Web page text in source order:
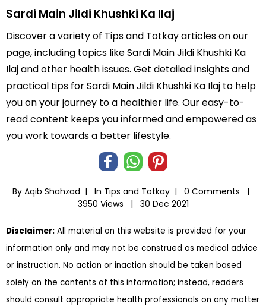
Sardi Main Jildi Khushki Ka Ilaj
Discover a variety of Tips and Totkay articles on our
page, including topics like Sardi Main Jildi Khushki Ka
Ilaj and other health issues. Get detailed insights and
practical tips for Sardi Main Jildi Khushki Ka Ilaj to help
you on your journey to a healthier life. Our easy-to-
read content keeps you informed and empowered as
you work towards a better lifestyle.
By Aqib Shahzad | In Tips and Totkay|
0 Comments |
3950 Views |
30 Dec 2021
Disclaimer: All material on this website is provided for your
information only and may not be construed as medical advice
or instruction. No action or inaction should be taken based
solely on the contents of this information; instead, readers
should consult appropriate health professionals on any matter